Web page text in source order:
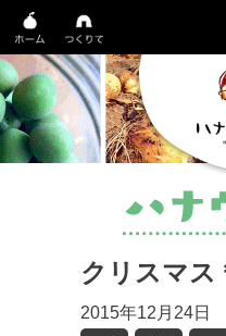
クリスマス
2015年12月24日